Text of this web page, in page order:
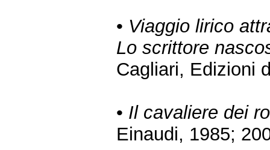
• Viaggio lirico
Lo scrittore
Cagliari, Edizioni
• Il cavaliere dei
Einaudi, 1985;